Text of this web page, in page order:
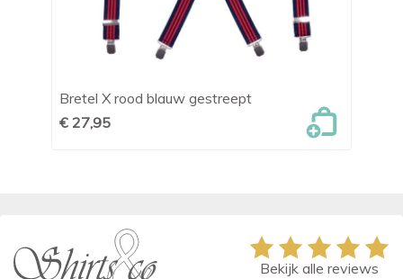
Bretel X rood blauw gestreept
€ 27,95
Bekijk alle reviews